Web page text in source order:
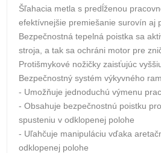
Šľahacia metla s predĺženou
efektívnejšie premiešanie surovín aj
Bezpečnostná tepelná poistka sa
stroja, a tak sa ochráni motor pre
Protišmykové nožičky zaisťujúc
Bezpečnostný systém výkyvného
- Umožňuje jednoduchú výmenu
- Obsahuje bezpečnostnú poistku
spusteniu v odklopenej polohe
- Uľahčuje manipuláciu vďaka
odklopenej polohe